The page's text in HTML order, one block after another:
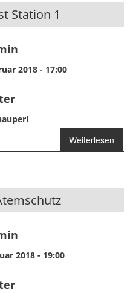
Station 1
2018 - 17:00
Weiterlesen
über
Wissenstest
2018 - 19:00